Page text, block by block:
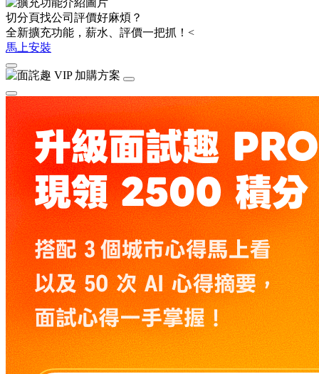
切分頁找公司評價好麻煩？
全新擴充功能，薪水、評價一把抓！<
馬上安裝